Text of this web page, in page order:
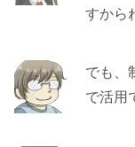
すから
でも、
で活用